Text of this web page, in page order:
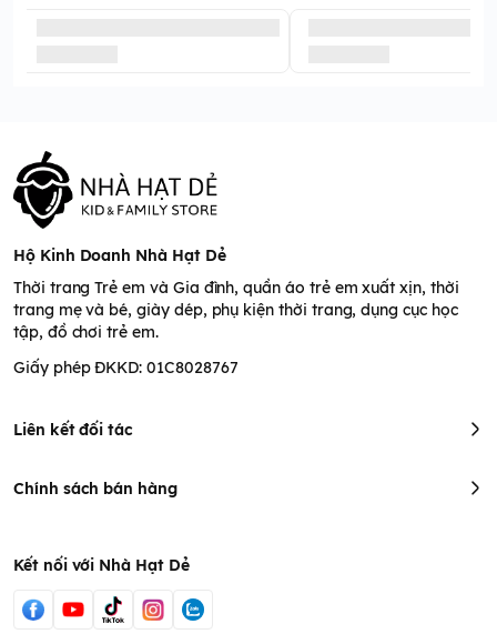
Hộ Kinh Doanh Nhà Hạt Dẻ
Thời trang Trẻ em và Gia đình, quần áo trẻ em xuất xịn, thời
trang mẹ và bé, giày dép, phụ kiện thời trang, dụng cục học
tập, đồ chơi trẻ em.
Giấy phép ĐKKD: 01C8028767
Liên kết đối tác
Chính sách bán hàng
Kết nối với Nhà Hạt Dẻ